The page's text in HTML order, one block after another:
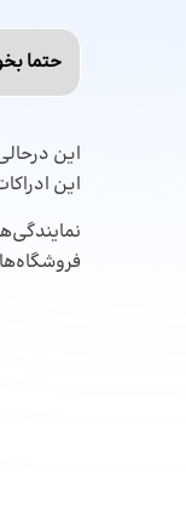
حتما
این
این